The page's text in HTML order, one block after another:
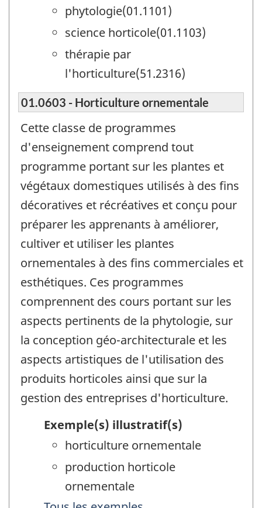
phytologie(01.1101)
science horticole(01.1103)
thérapie par
l'horticulture(51.2316)
01.0603 - Horticulture ornementale
Cette classe de programmes
d'enseignement comprend tout
programme portant sur les plantes et
végétaux domestiques utilisés à des fins
décoratives et récréatives et conçu pour
préparer les apprenants à améliorer,
cultiver et utiliser les plantes
ornementales à des fins commerciales et
esthétiques. Ces programmes
comprennent des cours portant sur les
aspects pertinents de la phytologie, sur
la conception géo-architecturale et les
aspects artistiques de l'utilisation des
produits horticoles ainsi que sur la
gestion des entreprises d'horticulture.
Exemple(s) illustratif(s)
horticulture ornementale
production horticole
ornementale